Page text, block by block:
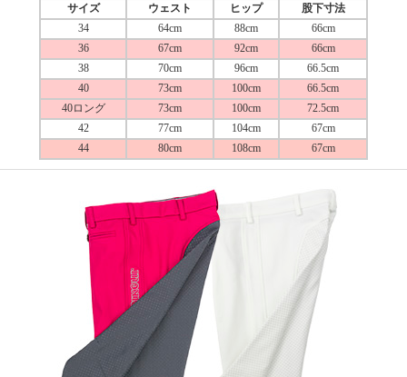
サイズ
ウェスト ヒップ
股下寸法
34
64cm 88cm
66cm
36
67cm 92cm
66cm
38
70cm 96cm
66.5cm
40
73cm 100cm
66.5cm
40ロング
73cm 100cm
72.5cm
42
77cm 104cm
67cm
44
80cm 108cm 67cm